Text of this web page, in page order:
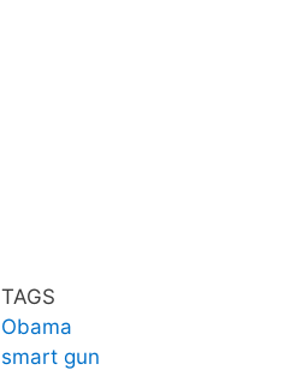
TAGS
Obama
smart gun